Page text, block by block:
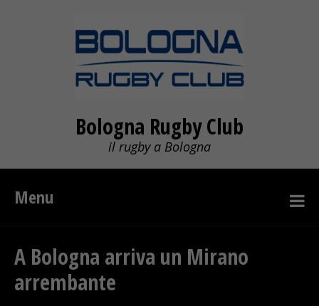
Bologna Rugby Club
il rugby a Bologna
Menu
A Bologna arriva un Mirano
arrembante